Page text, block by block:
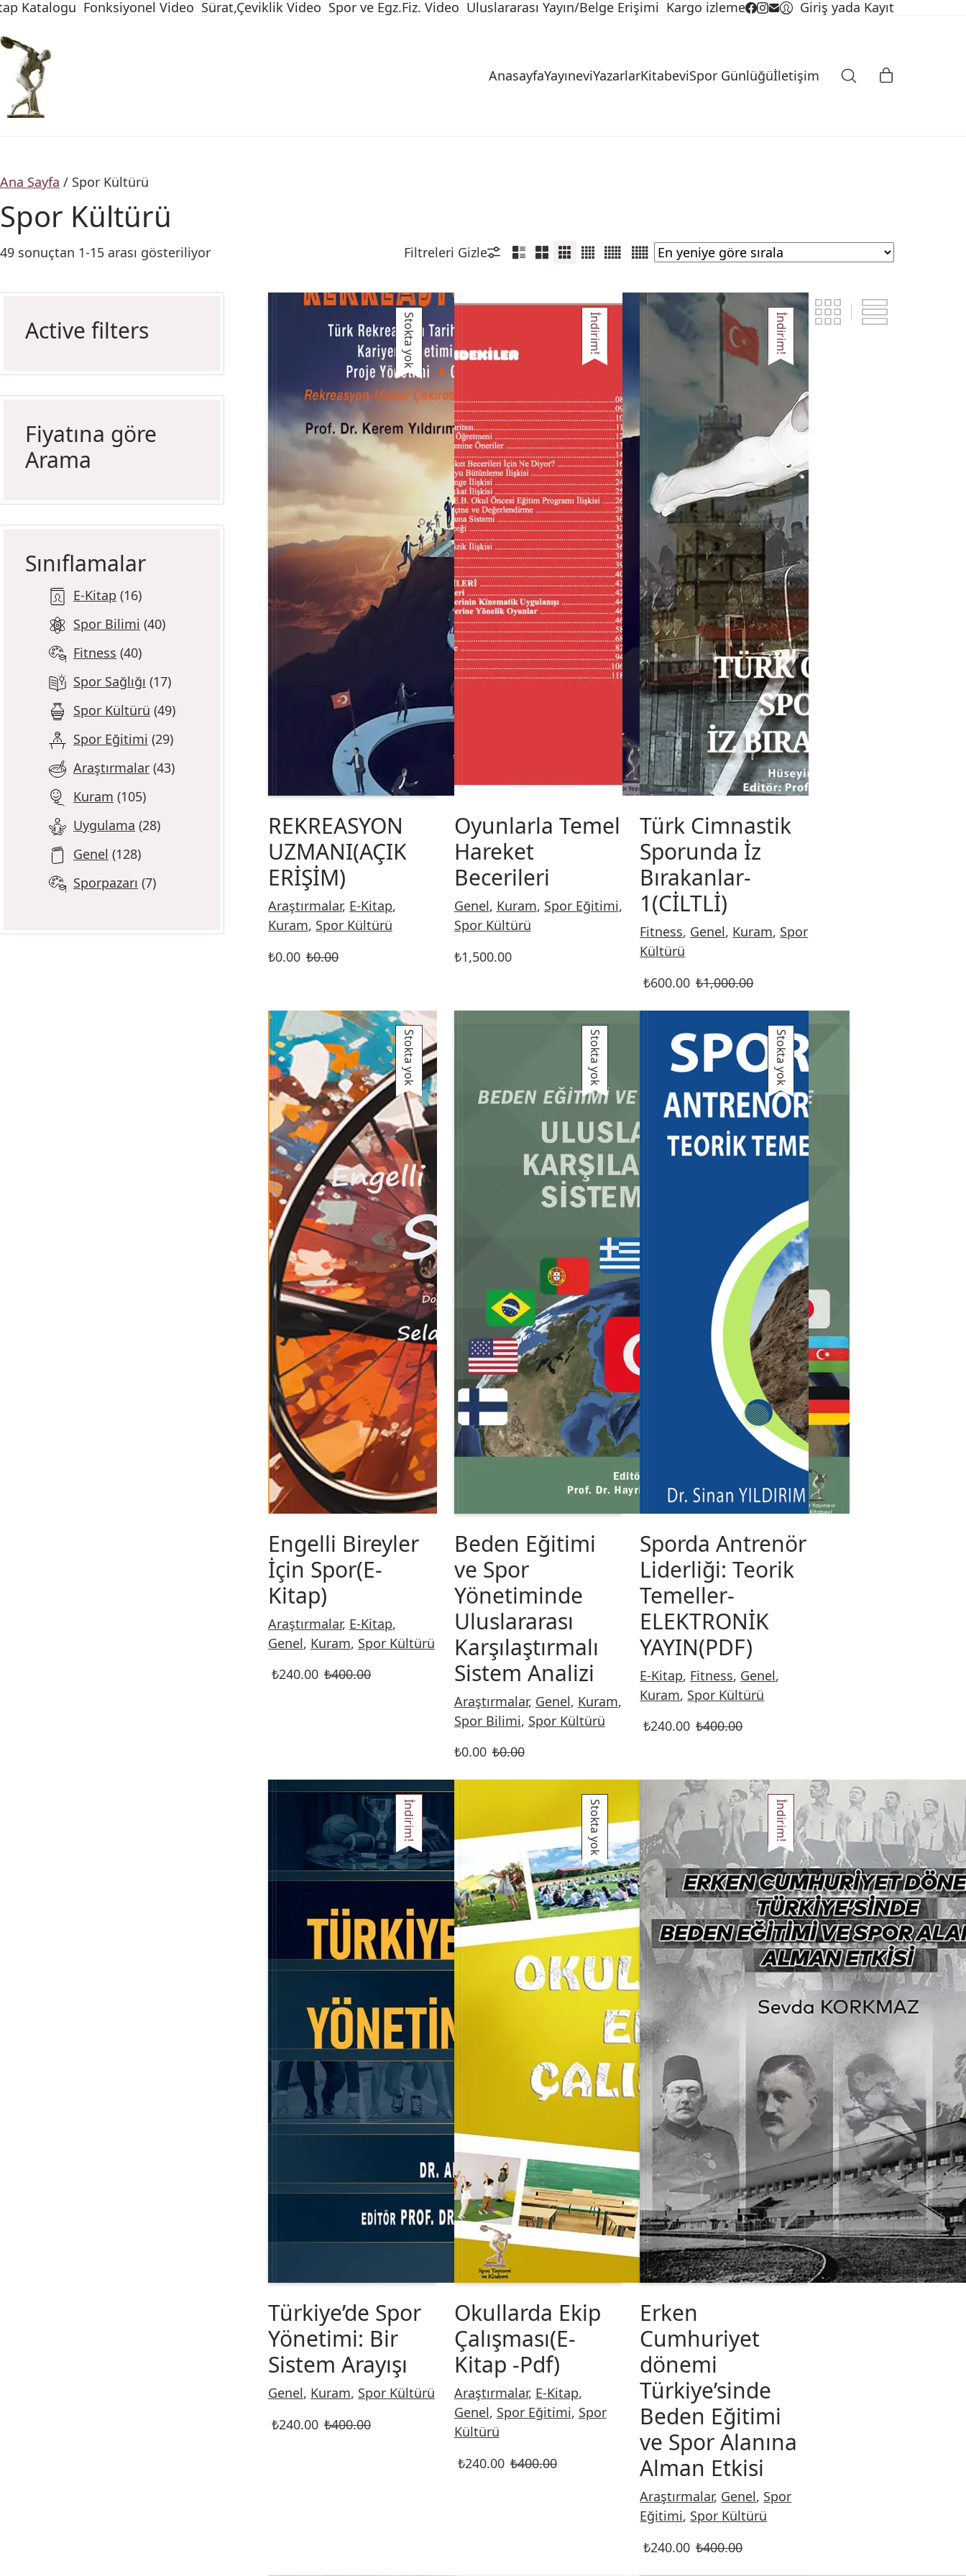
Katalogu Fonksiyonel Video Sürat,Çeviklik Video Spor ve Egz.Fiz. Video Uluslararası Yayın/Belge Erişimi Kargo izleme Giriş yada Kayıt
AnasayfaYayıneviYazarlarKitabeviSpor Günlüğüİletişim
Ana Sayfa / Spor Kültürü
Spor Kültürü
49 sonuçtan 1-15 arası gösteriliyor
Stokta yok
REKREASYON
UZMANI(AÇIK
ERİŞİM)
Araştırmalar, E-Kitap,
Kuram, Spor Kültürü
₺0.00
₺0.00
İndirim!
Oyunlarla Temel
Hareket
Becerileri
Genel, Kuram, Spor Eğitimi,
Spor Kültürü
₺1,500.00
İndirim!
Türk Cimnastik
Sporunda İz
Bırakanlar-
1(CİLTLİ)
Fitness, Genel, Kuram, Spor
Kültürü
₺1,000.00
₺600.00
Stokta yok
Engelli Bireyler
İçin Spor(E-
Kitap)
Araştırmalar, E-Kitap,
Genel, Kuram, Spor Kültürü
₺400.00
₺240.00
Stokta yok
Beden Eğitimi
ve Spor
Yönetiminde
Uluslararası
Karşılaştırmalı
Sistem Analizi
Araştırmalar, Genel, Kuram,
Spor Bilimi, Spor Kültürü
₺0.00
₺0.00
Stokta yok
Sporda Antrenör
Liderliği: Teorik
Temeller-
ELEKTRONİK
YAYIN(PDF)
E-Kitap, Fitness, Genel,
Kuram, Spor Kültürü
₺400.00
₺240.00
İndirim!
Türkiye’de Spor
Yönetimi: Bir
Sistem Arayışı
Genel, Kuram, Spor Kültürü
₺400.00
₺240.00
Stokta yok
Okullarda Ekip
Çalışması(E-
Kitap -Pdf)
Araştırmalar, E-Kitap,
Genel, Spor Eğitimi, Spor
Kültürü
₺400.00
₺240.00
İndirim!
Erken
Cumhuriyet
dönemi
Türkiye’sinde
Beden Eğitimi
ve Spor Alanına
Alman Etkisi
Araştırmalar, Genel, Spor
Eğitimi, Spor Kültürü
₺400.00
₺240.00
Active filters
Fiyatına göre
Arama
Sınıflamalar
E-Kitap 16
Spor Bilimi 40
Fitness 40
Spor Sağlığı 17
Spor Kültürü 49
Spor Eğitimi 29
Araştırmalar 43
Kuram 105
Uygulama 28
Genel 128
Sporpazarı 7